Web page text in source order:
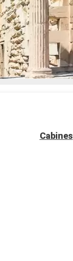
Cabines